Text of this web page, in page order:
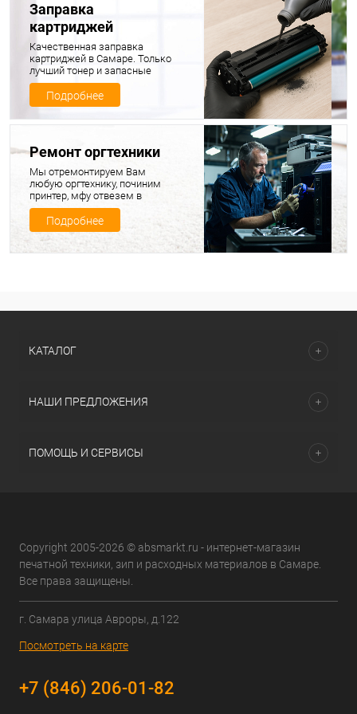
Заправка
картриджей
Качественная заправка
картриджей в Самаре. Только
лучший тонер и запасные
части для ваших картриджей
Подробнее
Ремонт оргтехники
Мы отремонтируем Вам
любую оргтехнику, починим
принтер, мфу отвезем в
ремонт, продиагностируем и
починим, а потом привезем
обратно вашу технику в
полностью исправном
состоянии
Подробнее
КАТАЛОГ
НАШИ ПРЕДЛОЖЕНИЯ
ПОМОЩЬ И СЕРВИСЫ
Copyright 2005-2026 © absmarkt.ru - интернет-магазин
печатной техники, зип и расходных материалов в Самаре.
Все права защищены.
г. Самара улица Авроры, д.122
Посмотреть на карте
+7 (846) 206-01-82